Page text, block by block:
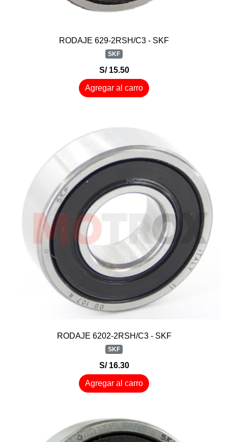
RODAJE 629-2RSH/C3 - SKF
SKF
S/ 15.50
Agregar al carro
RODAJE 6202-2RSH/C3 - SKF
SKF
S/ 16.30
Agregar al carro